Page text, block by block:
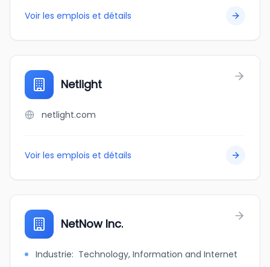
Voir les emplois et détails
Netlight
netlight.com
Voir les emplois et détails
NetNow Inc.
Industrie: Technology, Information and Internet